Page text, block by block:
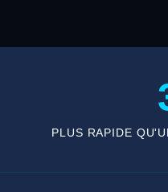
PLUS RAPIDE